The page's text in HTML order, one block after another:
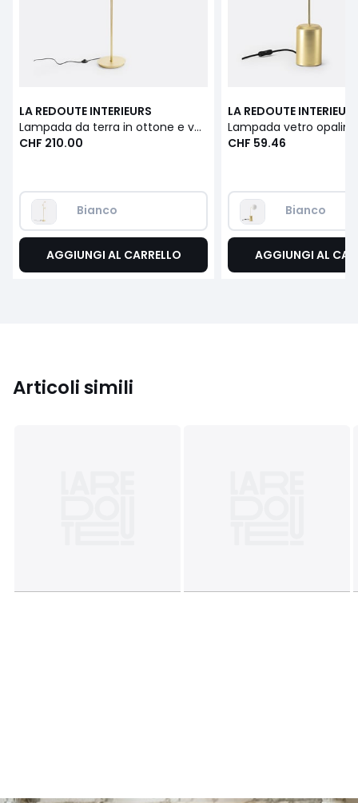
LA REDOUTE INTERIEURS
Lampada da terra in ottone e vetro opalino, Moricio
CHF 210.00
Bianco
AGGIUNGI AL CARRELLO
LA REDOUTE
Lampada vetro
CHF 59.46
Bianco
AGGIUNGI AL
Articoli simili